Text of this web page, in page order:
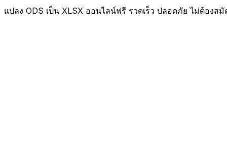
แปลง ODS เป็น XLSX ออนไลน์ฟรี รวดเร็ว ปลอดภัย ไม่ต้องส